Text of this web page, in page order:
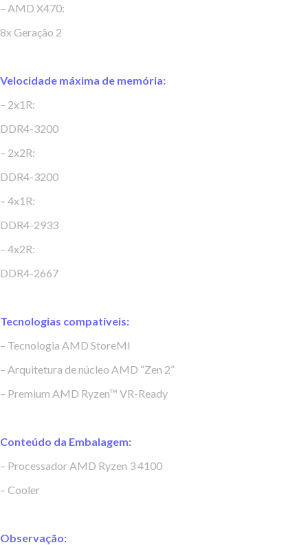
– AMD X470:
8x Geração 2
Velocidade máxima de memória:
– 2x1R:
DDR4-3200
– 2x2R:
DDR4-3200
– 4x1R:
DDR4-2933
– 4x2R:
DDR4-2667
Tecnologias compatíveis:
– Tecnologia AMD StoreMI
– Arquitetura de núcleo AMD “Zen 2”
– Premium AMD Ryzen™ VR-Ready
Conteúdo da Embalagem:
– Processador AMD Ryzen 3 4100
– Cooler
Observação: